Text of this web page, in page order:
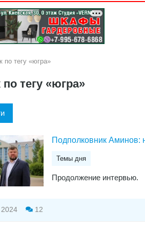
по тегу «югра»
тегу «югра»
Подполковник Аминов:
Темы дня
Продолжение интервью.
12